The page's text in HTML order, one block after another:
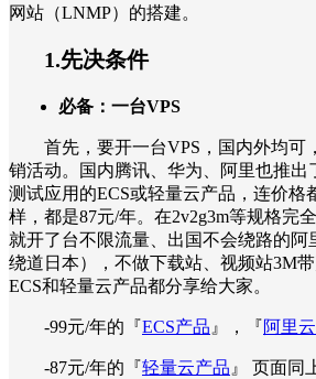
网站（LNMP）的搭建。
1.先决条件
必备：一台VPS
首先，要开一台VPS，国内外均可
销活动。国内腾讯、华为、阿里也推出
测试应用的ECS或轻量云产品，连价格
样，都是87元/年。在2v2g3m等规格完
就开了台不限流量、出国不会绕路的阿
绕道日本），不做下载站、视频站3M
ECS和轻量云产品都分享给大家。
-99元/年的『ECS产品 』，『阿里
-87元/年的『轻量云产品 』 页面同